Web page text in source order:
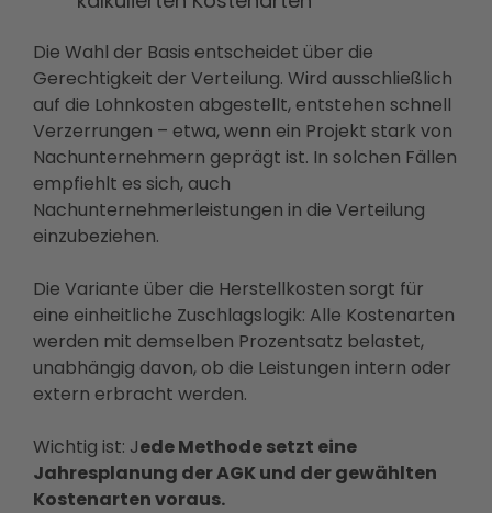
Die Wahl der Basis entscheidet über die
Gerechtigkeit der Verteilung. Wird ausschließlich
auf die Lohnkosten abgestellt, entstehen schnell
Verzerrungen – etwa, wenn ein Projekt stark von
Nachunternehmern geprägt ist. In solchen Fällen
empfiehlt es sich, auch
Nachunternehmerleistungen in die Verteilung
einzubeziehen.
Die Variante über die Herstellkosten sorgt für
eine einheitliche Zuschlagslogik: Alle Kostenarten
werden mit demselben Prozentsatz belastet,
unabhängig davon, ob die Leistungen intern oder
extern erbracht werden.
Wichtig ist: Jede Methode setzt eine
Jahresplanung der AGK und der gewählten
Kostenarten voraus.